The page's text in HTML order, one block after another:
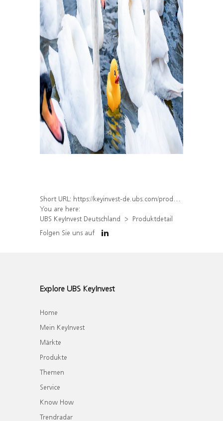
Short URL: https://keyinvest-de.ubs.com/produkt/detail/index/isin/DE000WA7UX41
You are here:
UBS KeyInvest Deutschland
Produktdetail
Folgen Sie uns auf
Explore UBS KeyInvest
Home
Mein KeyInvest
Märkte
Produkte
Themen
Service
Know How
Trendradar